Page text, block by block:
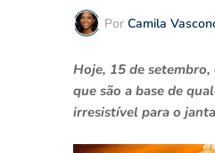
Por Camila
Hoje, 15 de
que são a base de
irresistível para o